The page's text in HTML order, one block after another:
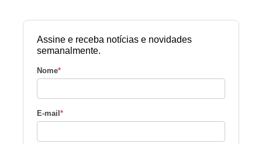
Assine e receba notícias e novidades
semanalmente.
Nome*
E-mail *